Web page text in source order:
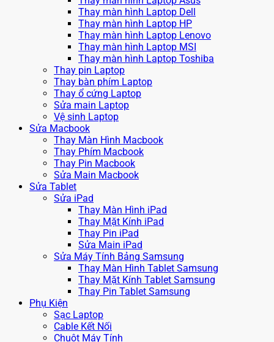
Thay màn hình Laptop Dell
Thay màn hình Laptop HP
Thay màn hình Laptop Lenovo
Thay màn hình Laptop MSI
Thay màn hình Laptop Toshiba
Thay pin Laptop
Thay bàn phím Laptop
Thay ổ cứng Laptop
Sửa main Laptop
Vệ sinh Laptop
Sửa Macbook
Thay Màn Hình Macbook
Thay Phím Macbook
Thay Pin Macbook
Sửa Main Macbook
Sửa Tablet
Sửa iPad
Thay Màn Hình iPad
Thay Mặt Kính iPad
Thay Pin iPad
Sửa Main iPad
Sửa Máy Tính Bảng Samsung
Thay Màn Hình Tablet Samsung
Thay Mặt Kính Tablet Samsung
Thay Pin Tablet Samsung
Phụ Kiện
Sạc Laptop
Cable Kết Nối
Chuột Máy Tính